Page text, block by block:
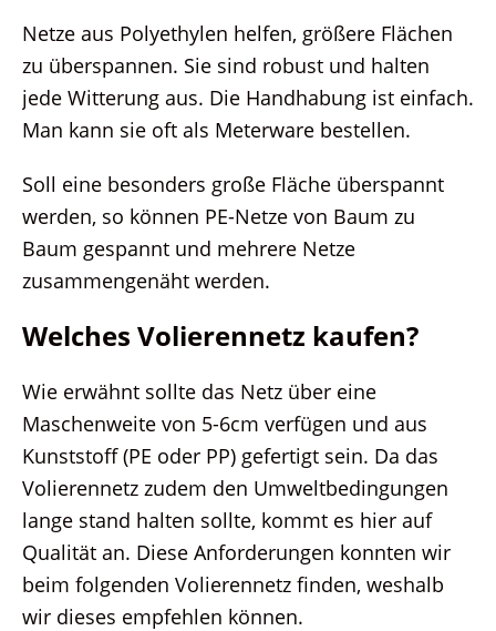
Netze aus Polyethylen helfen, größere Flächen
zu überspannen. Sie sind robust und halten
jede Witterung aus. Die Handhabung ist einfach.
Man kann sie oft als Meterware bestellen.
Soll eine besonders große Fläche überspannt
werden, so können PE-Netze von Baum zu
Baum gespannt und mehrere Netze
zusammengenäht werden.
Welches Volierennetz kaufen?
Wie erwähnt sollte das Netz über eine
Maschenweite von 5-6cm verfügen und aus
Kunststoff (PE oder PP) gefertigt sein. Da das
Volierennetz zudem den Umweltbedingungen
lange stand halten sollte, kommt es hier auf
Qualität an. Diese Anforderungen konnten wir
beim folgenden Volierennetz finden, weshalb
wir dieses empfehlen können.